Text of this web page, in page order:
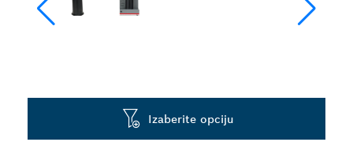
Izaberite opciju